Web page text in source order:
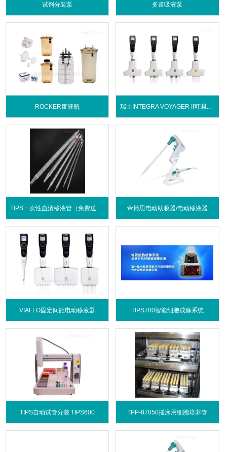
试剂分装泵 多道吸液泵
ROCKER废液瓶
TIPS一次性血清移液管（免费送电动移液器） 帝博思电动助吸器/电动移液器
VIAFLO固定间距电动移液器 TIPS700智能细胞成像系统
TIPS自动试管分装 TIPS600 TPP-87050摇床用细胞培养管